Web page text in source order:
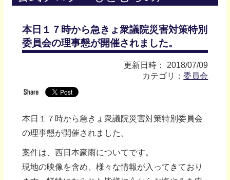
本日１７時から急きょ衆議院災害対策特別
委員会の理事懇が開催されました。
更新日時： 2018/07/09
カテゴリ：委員会
本日１７時から急きょ衆議院災害対策特別委員会
の理事懇が開催されました。
案件は、西日本豪雨についてです。
現地の映像を含め、様々な情報が入ってきており